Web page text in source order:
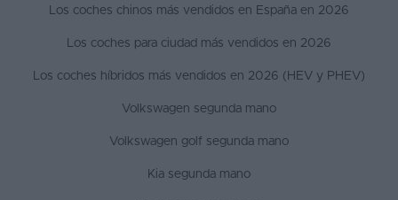
Los coches chinos más vendidos en España en 2026
Los coches para ciudad más vendidos en 2026
Los coches híbridos más vendidos en 2026 (HEV y PHEV)
Volkswagen segunda mano
Volkswagen golf segunda mano
Kia segunda mano